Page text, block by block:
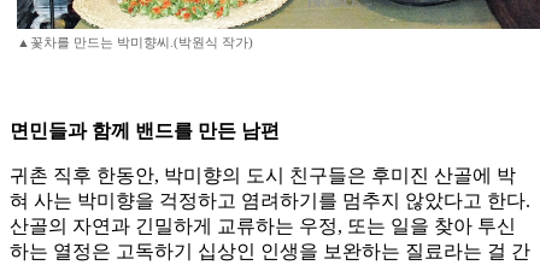
▲꽃차를 만드는 박미향씨.(박원식 작가)
면민들과 함께 밴드를 만든 남편
귀촌 직후 한동안, 박미향의 도시 친구들은 후미진 산골에 박
혀 사는 박미향을 걱정하고 염려하기를 멈추지 않았다고 한다.
산골의 자연과 긴밀하게 교류하는 우정, 또는 일을 찾아 투신
하는 열정은 고독하기 십상인 인생을 보완하는 질료라는 걸 간